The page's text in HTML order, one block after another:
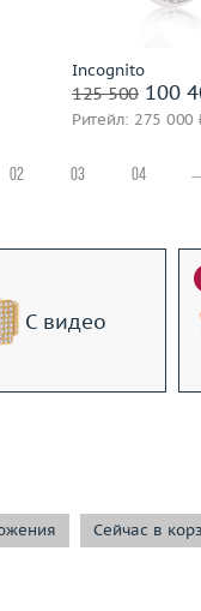
Incognito
125 500100
Ритейл: 275 000
02 03 04
С видео
Сейчас в